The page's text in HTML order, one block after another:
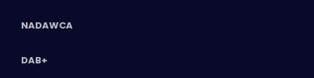
NADAWCA
DAB+